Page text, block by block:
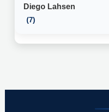
Diego Lahsen
7